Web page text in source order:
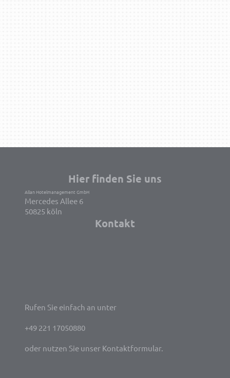
Hier finden Sie uns
Allan Hotelmanagement GmbH
Mercedes Allee 6
50825 köln
Kontakt
Rufen Sie einfach an unter
+49 221 17050880
oder nutzen Sie unser Kontaktformular.